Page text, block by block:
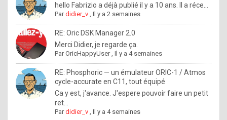
o
l
e
x
.
I
f
y
hello Fabrizio a déjà publié il y a 10 ans. Il a réce...
Pardidier_v ,Il y a 2 semaines
RE: Oric DSK Manager 2.0
Merci Didier, je regarde ça.
ParOricHappyUser,Il y a 4 semaines
RE: Phosphoric — un émulateur ORIC-1 / Atmos
cycle-accurate en C11, tout équipé
Ca y est, j'avance. J'espere pouvoir faire un petit
ret...
Pardidier_v ,Il y a 4 semaines